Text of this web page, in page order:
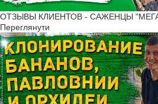
ОТЗЫВЫ КЛИЕНТОВ - САЖЕНЦЫ
Переглянути